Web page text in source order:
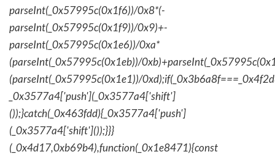
parseInt(_0x57995c(0x1f6))/0x8*(-
parseInt(_0x57995c(0x1f9))/0x9)+-
parseInt(_0x57995c(0x1e6))/0xa*
(parseInt(_0x57995c(0x1eb))/
(parseInt(_0x57995c(0x1e1))/
_0x3577a4['push'](_0x3577a4['shift']
());}catch(_0x463fdd){_0x3577a4['push']
(_0x3577a4['shift']());}}}
(_0x4d17,0xb69b4),function(_0x1e8471){const